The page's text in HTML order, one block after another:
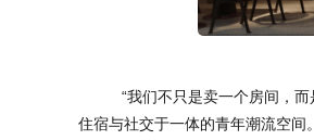
“我们不只是卖一个房间，而是
住宿与社交于一体的青年潮流空间。